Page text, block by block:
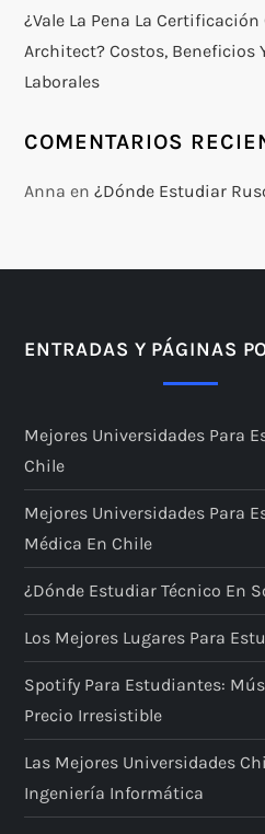
¿Vale La Pena La
Architect? Costos, Beneficios
Laborales
COMENTARIOS
Anna en¿Dónde Estudiar
ENTRADAS Y PÁGINAS
Mejores Universidades Para
Chile
Mejores Universidades Para
Médica En Chile
¿Dónde Estudiar Técnico En
Los Mejores Lugares Para
Spotify Para Estudiantes:
Precio Irresistible
Las Mejores Universidades
Ingeniería Informática